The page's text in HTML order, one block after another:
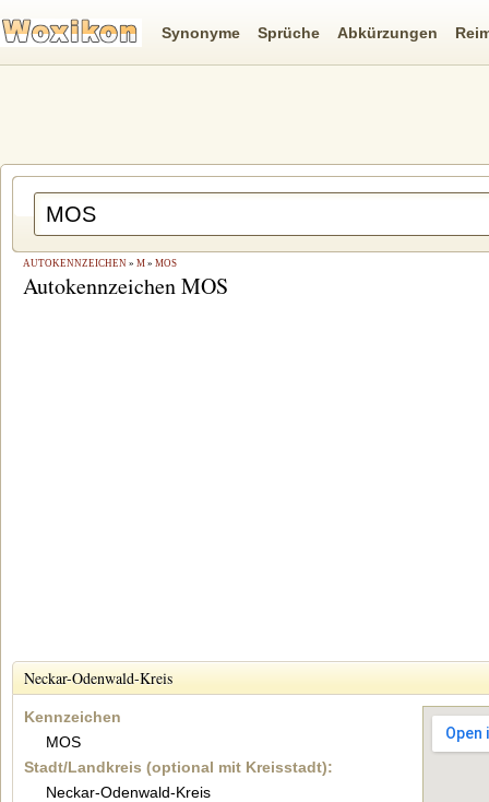
AUTOKENNZEICHEN » M » MOS
Autokennzeichen MOS
Neckar-Odenwald-Kreis
Kennzeichen
MOS
Stadt/Landkreis (optional mit Kreisstadt):
Neckar-Odenwald-Kreis
Synonyme Sprüche Abkürzungen